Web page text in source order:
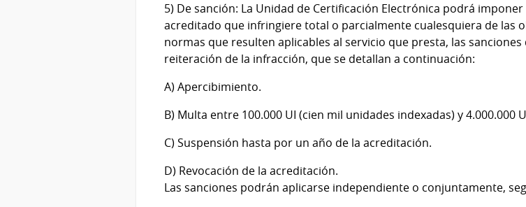
5) De sanción: La Unidad de Certificación Electrónica podrá
acreditado que infringiere total o parcialmente cualesquiera de las
normas que resulten aplicables al servicio que presta, las
reiteración de la infracción, que se detallan a continuación:
A) Apercibimiento.
B) Multa entre 100.000 UI (cien mil unidades indexadas) y
C) Suspensión hasta por un año de la acreditación.
D) Revocación de la acreditación.
Las sanciones podrán aplicarse independiente o conjuntamente,